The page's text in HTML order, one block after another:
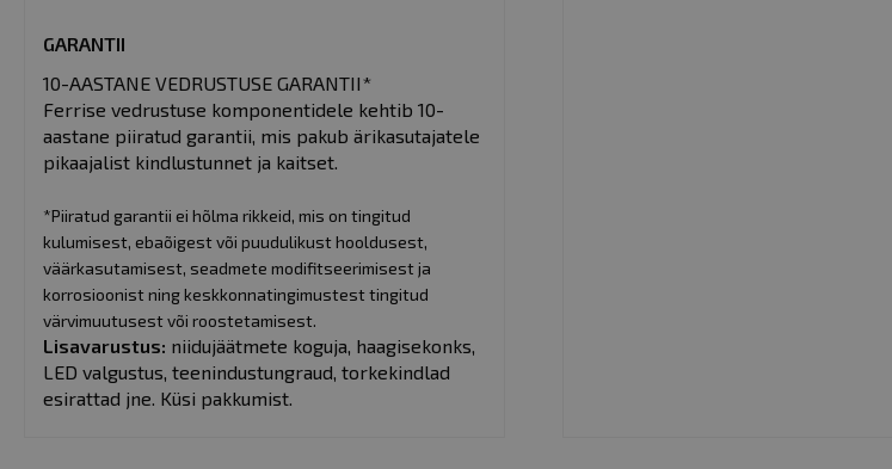
GARANTII
10-AASTANE VEDRUSTUSE GARANTII*
Ferrise vedrustuse komponentidele kehtib 10-
aastane piiratud garantii, mis pakub ärikasutajatele
pikaajalist kindlustunnet ja kaitset.
*Piiratud garantii ei hõlma rikkeid, mis on tingitud
kulumisest, ebaõigest või puudulikust hooldusest,
väärkasutamisest, seadmete modifitseerimisest ja
korrosioonist ning keskkonnatingimustest tingitud
värvimuutusest või roostetamisest.
Lisavarustus: niidujäätmete koguja, haagisekonks,
LED valgustus, teenindustungraud, torkekindlad
esirattad jne. Küsi pakkumist.